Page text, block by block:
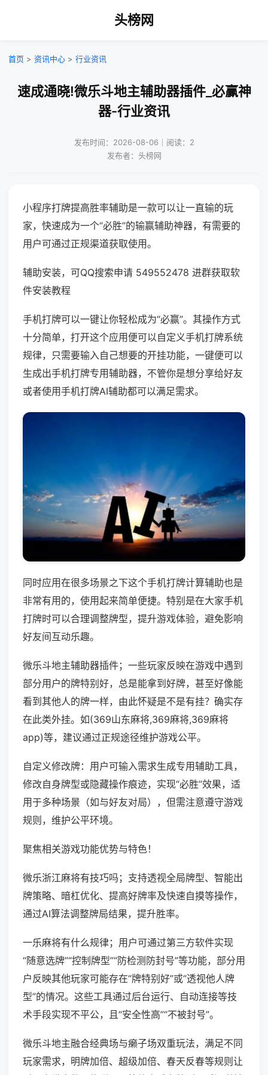
头榜网
首页 > 资讯中心 > 行业资讯
速成通晓!微乐斗地主辅助器插件_必赢神
器-行业资讯
发布时间：2026-08-06｜阅读：2
发布者：头榜网
小程序打牌提高胜率辅助是一款可以让一直输的玩
家，快速成为一个“必胜”的输赢辅助神器，有需要的
用户可通过正规渠道获取使用。
辅助安装，可QQ搜索申请 549552478 进群获取软
件安装教程
手机打牌可以一键让你轻松成为“必赢”。其操作方式
十分简单，打开这个应用便可以自定义手机打牌系统
规律，只需要输入自己想要的开挂功能，一键便可以
生成出手机打牌专用辅助器，不管你是想分享给好友
或者使用手机打牌AI辅助都可以满足需求。
同时应用在很多场景之下这个手机打牌计算辅助也是
非常有用的，使用起来简单便捷。特别是在大家手机
打牌时可以合理调整牌型，提升游戏体验，避免影响
好友间互动乐趣。
微乐斗地主辅助器插件；一些玩家反映在游戏中遇到
部分用户的牌特别好，总是能拿到好牌，甚至好像能
看到其他人的牌一样，由此怀疑是不是有挂？确实存
在此类外挂。如(369山东麻将,369麻将,369麻将
app)等，建议通过正规途径维护游戏公平。
自定义修改牌：用户可输入需求生成专用辅助工具，
修改自身牌型或隐藏操作痕迹，实现“必胜”效果，适
用于多种场景（如与好友对局），但需注意遵守游戏
规则，维护公平环境。
聚焦相关游戏功能优势与特色！
微乐浙江麻将有技巧吗；支持透视全局牌型、智能出
牌策略、暗杠优化、提高好牌率及快速自摸等操作，
通过AI算法调整牌局结果，提升胜率。
一乐麻将有什么规律；用户可通过第三方软件实现
“随意选牌”“控制牌型”“防检测防封号”等功能，部分用
户反映其他玩家可能存在“牌特别好”或“透视他人牌
型”的情况。这些工具通过后台运行、自动连接等技
术手段实现不平公，且“安全性高”“不被封号”。
微乐斗地主融合经典场与癞子场双重玩法，满足不同
玩家需求，明牌加倍、超级加倍、春天反春等规则让